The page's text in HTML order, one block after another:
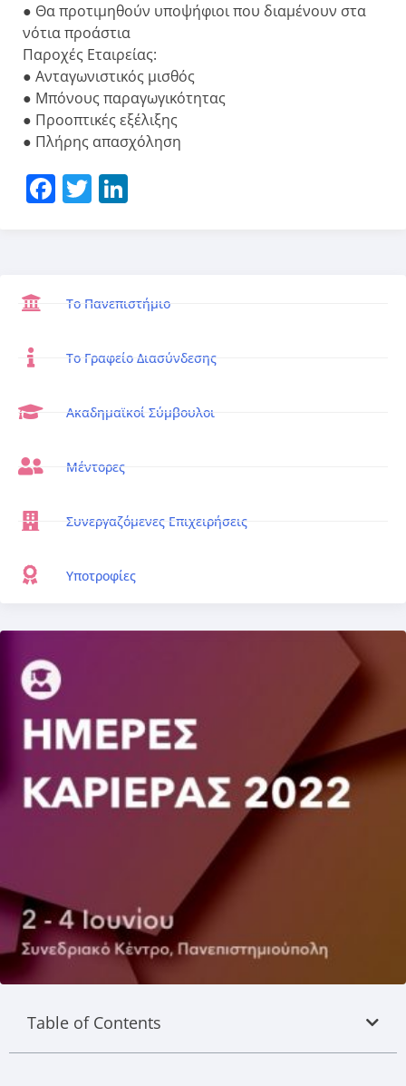
● Θα προτιμηθούν υποψήφιοι που διαμένουν στα
νότια προάστια
Παροχές Εταιρείας:
● Ανταγωνιστικός μισθός
● Μπόνους παραγωγικότητας
● Προοπτικές εξέλιξης
● Πλήρης απασχόληση
Facebook
Twitter
Το Πανεπιστήμιο
Το Γραφείο Διασύνδεσης
Ακαδημαϊκοί Σύμβουλοι
Μέντορες
Συνεργαζόμενες Επιχειρήσεις
Υποτροφίες
Table of Contents